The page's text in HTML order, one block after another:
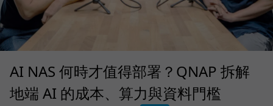
AI NAS 何時才值得部署？QNAP 拆解
地端 AI 的成本、算力與資料門檻